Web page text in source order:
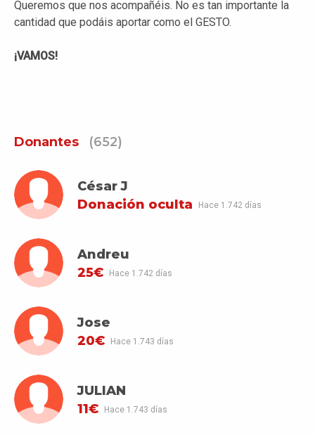
Queremos que nos acompañéis. No es tan importante la
cantidad que podáis aportar como el GESTO.
¡VAMOS!
Donantes (652)
César J
Donación oculta
Hace 1.742 días
Andreu
25€
Hace 1.742 días
Jose
20€
Hace 1.743 días
JULIAN
11€
Hace 1.743 días